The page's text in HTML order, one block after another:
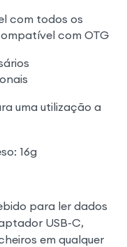
com todos os
com OTG
uma utilização a
16g
para ler dados
USB-C,
em qualquer